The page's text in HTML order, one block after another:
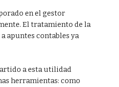
en el gestor
El tratamiento de la
apuntes contables ya
a esta utilidad
herramientas: como